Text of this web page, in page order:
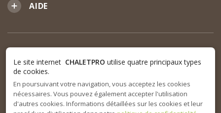
AIDE
Le site internet CHALETPRO utilise quatre principaux types
de cookies.
En poursuivant votre navigation, vous acceptez les cookies
nécessaires. Vous pouvez également accepter l'utilisation
d'autres cookies. Informations détaillées sur les cookies et leur